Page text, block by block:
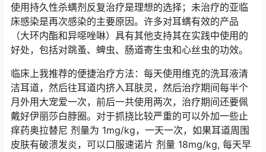
使用持久性杀螨剂反复治疗是理想的选择；未治疗的亚临
床感染是再次感染的主要原因。许多对耳螨有效的产品
（大环内酯和异噁唑啉）具有其他支持其在实践中使用的
好处，包括对跳蚤、蜱虫、肠道寄生虫和心丝虫的功效。
临床上我推荐的便捷治疗方法：每天使用维克的洗耳液清
洁耳道，然后往耳道内挤入耳肤灵，然后治疗期间每半个
月外用大宠爱一次，前后一共使用两次，治疗期间还要佩
戴好伊丽莎白脖圈。对于抓挠比较严重的可以外加一些止
痒药奥拉替尼 剂量为 1mg/kg，一天一次，如果耳道周围
皮肤有破溃发炎，可以口服速诺片 剂量 18mg/kg, 每天早